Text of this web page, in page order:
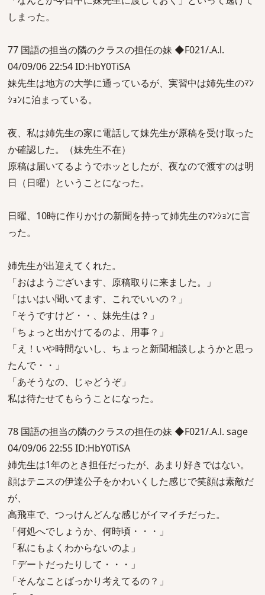
しまった。
77 国語の担当の隣のクラスの担任の妹 ◆F021/.A.l.
04/09/06 22:54 ID:HbY0TiSA
妹先生は地方の大学に通っているが、実習中は姉先生のﾏﾝ
ｼｮﾝに泊まっている。
夜、私は姉先生の家に電話して妹先生が原稿を受け取った
か確認した。（妹先生不在）
原稿は届いてるようでホッとしたが、夜なので渡すのは明
日（日曜）ということになった。
日曜、10時に作りかけの新聞を持って姉先生のﾏﾝｼｮﾝに言
った。
姉先生が出迎えてくれた。
「おはようございます、原稿取りに来ました。」
「はいはい聞いてます、これでいいの？」
「そうですけど・・、妹先生は？」
「ちょっと出かけてるのよ、用事？」
「え！いや時間ないし、ちょっと新聞相談しようかと思っ
たんで・・」
「あそうなの、じゃどうぞ」
私は待たせてもらうことになった。
78 国語の担当の隣のクラスの担任の妹 ◆F021/.A.l. sage
04/09/06 22:55 ID:HbY0TiSA
姉先生は1年のとき担任だったが、あまり好きではない。
顔はテニスの伊達公子をかわいくした感じで笑顔は素敵だ
が、
高飛車で、つっけんどんな感じがイマイチだった。
「何処へでしょうか、何時頃・・・」
「私にもよくわからないのよ」
「デートだったりして・・・」
「そんなことばっかり考えてるの？」